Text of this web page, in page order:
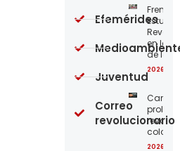
Frente
en la
de los
2026-
Carta
2026-
Efemérides
Juventud
Correo
revolucionario